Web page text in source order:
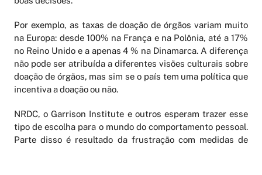
Por exemplo, as taxas de doação de órgãos variam muito
na Europa: desde 100% na França e na Polônia, até a 17%
no Reino Unido e a apenas 4 % na Dinamarca. A diferença
não pode ser atribuída a diferentes visões culturais sobre
doação de órgãos, mas sim se o país tem uma política que
incentiva a doação ou não.
NRDC, o Garrison Institute e outros esperam trazer esse
tipo de escolha para o mundo do comportamento pessoal.
Parte disso é resultado da frustração com medidas de